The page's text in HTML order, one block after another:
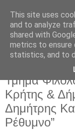
Πέμπτη 3
Τμήμα
Κρήτης &
Δημήτρης
Ρέθυμνο”
This site uses
and to analyze
shared with
metrics to ensure
statistics, and to